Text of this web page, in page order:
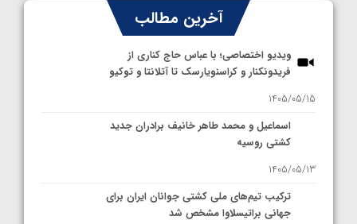
آخرین مطالب
ویدیو اختصاصی؛ با عباس حاج کناری از
فریدونکنار و کراسنویارسک تا آتلانتا و توکیو
1405/05/15
اسماعیل و محمد طاهر خانیف برادران جدید
کشتی روسیه
1405/05/13
ترکیب تیم‌های ملی کشتی جوانان ایران برای
جهانی براتیسلاوا مشخص شد